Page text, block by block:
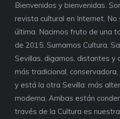
Bienvenidos y bienvenidas.
revista cultural en Internet. No
última. Nacimos fruto de una
de 2015. Sumamos Cultura.
Sevillas, digamos, distantes y
más tradicional,
y está la otra Sevilla: más
moderna. Ambas están
través de la Cultura es